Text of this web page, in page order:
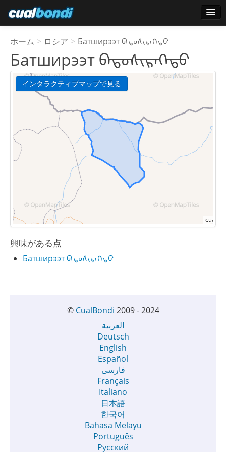
スターユーザー
投票
ホーム > ロシア > Батширээт ᠪᠠᠲᠤᠰᠢᠷᠡᠭᠡᠲᠦ
Батширээт ᠪᠠᠲᠤᠰᠢᠷᠡᠭᠡᠲᠦ
インタラクティブマップで見る
興味がある点
Батширээт ᠪᠠᠲᠤᠰᠢᠷᠡᠭᠡᠲᠦ
© CualBondi 2009 - 2024
العربية
Deutsch
English
Español
فارسی
Français
Italiano
日本語
한국어
Bahasa Melayu
Português
Русский